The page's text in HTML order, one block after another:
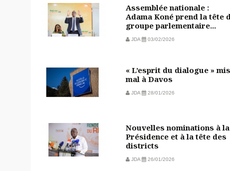
Assemblée nationale :
Adama Koné prend la tête
groupe parlementaire...
JDA 03/02/2026
« L’esprit du dialogue »
mal à Davos
JDA 28/01/2026
Nouvelles nominations à la
Présidence et à la tête des
districts
JDA 26/01/2026